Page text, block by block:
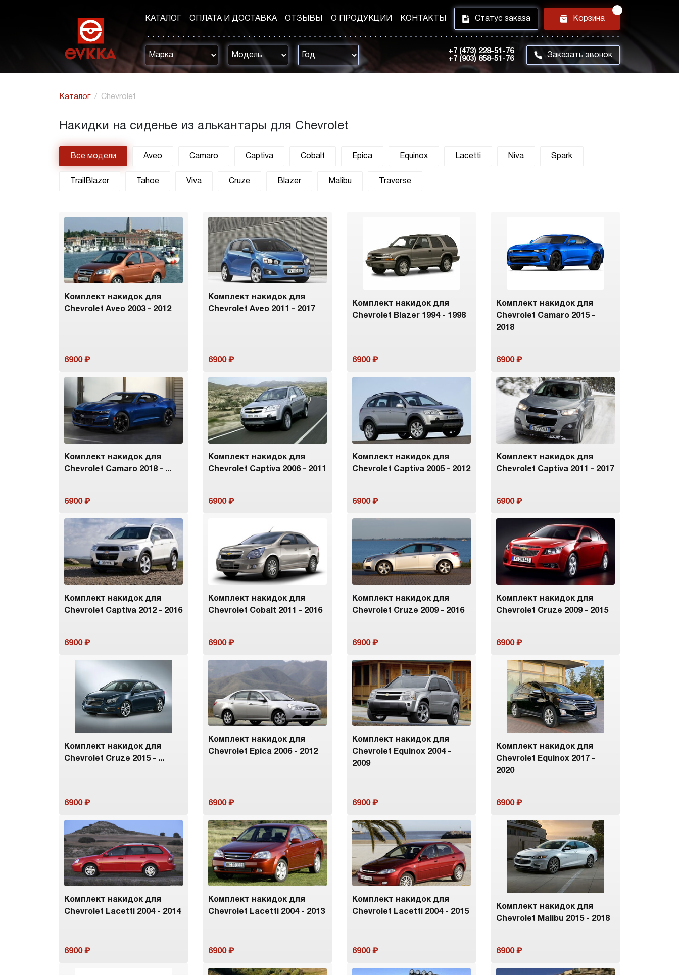
КАТАЛОГ ОПЛАТА И ДОСТАВКА ОТЗЫВЫ О ПРОДУКЦИИ КОНТАКТЫ i Статус заказа h Корзина
+7 (473) 228-51-76
+7 (903) 858-51-76
m Заказать звонок
Каталог Chevrolet
Накидки на сиденье из алькантары для Chevrolet
Все модели Aveo Camaro Captiva Cobalt Epica Equinox Lacetti Niva Spark
TrailBlazer Tahoe Viva Cruze Blazer Malibu Traverse
Комплект накидок для
Chevrolet Aveo 2003 - 2012
6900
Комплект накидок для
Chevrolet Aveo 2011 - 2017
6900
Комплект накидок для
Chevrolet Blazer 1994 - 1998
6900
Комплект накидок для
Chevrolet Camaro 2015 -
2018
6900
Комплект накидок для
Chevrolet Camaro 2018 - ...
6900
Комплект накидок для
Chevrolet Captiva 2006 - 2011
6900
Комплект накидок для
Chevrolet Captiva 2005 - 2012
6900
Комплект накидок для
Chevrolet Captiva 2011 - 2017
6900
Комплект накидок для
Chevrolet Captiva 2012 - 2016
6900
Комплект накидок для
Chevrolet Cobalt 2011 - 2016
6900
Комплект накидок для
Chevrolet Cruze 2009 - 2016
6900
Комплект накидок для
Chevrolet Cruze 2009 - 2015
6900
Комплект накидок для
Chevrolet Cruze 2015 - ...
6900
Комплект накидок для
Chevrolet Epica 2006 - 2012
6900
Комплект накидок для
Chevrolet Equinox 2004 -
2009
6900
Комплект накидок для
Chevrolet Equinox 2017 -
2020
6900
Комплект накидок для
Chevrolet Lacetti 2004 - 2014
6900
Комплект накидок для
Chevrolet Lacetti 2004 - 2013
6900
Комплект накидок для
Chevrolet Lacetti 2004 - 2015
6900
Комплект накидок для
Chevrolet Malibu 2015 - 2018
6900